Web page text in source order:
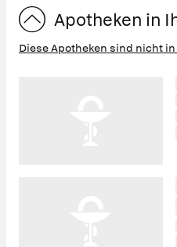
Apotheken in
Diese Apotheken sind nicht